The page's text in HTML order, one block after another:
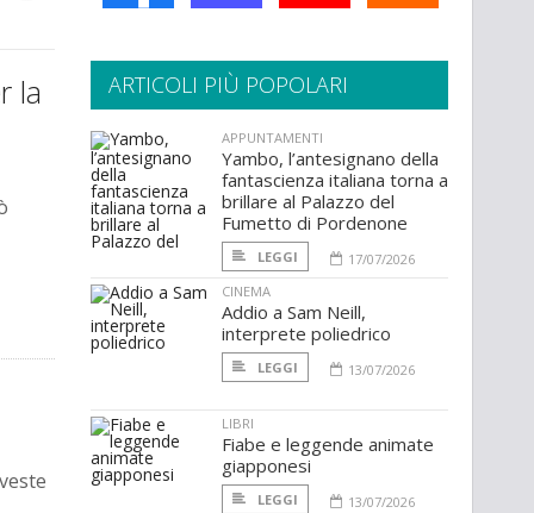
la
ARTICOLI PIÙ POPOLARI
APPUNTAMENTI
Yambo, l’antesignano della
fantascienza italiana torna a
brillare al Palazzo del
Fumetto di Pordenone
LEGGI
17/07/2026
CINEMA
Addio a Sam Neill,
interprete poliedrico
LEGGI 13/07/2026
LIBRI
Fiabe e leggende animate
giapponesi
LEGGI 13/07/2026